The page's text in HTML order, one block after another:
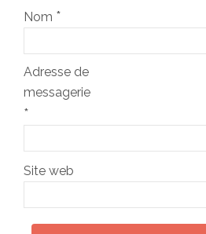
Nom *
Adresse de
messagerie
*
Site web